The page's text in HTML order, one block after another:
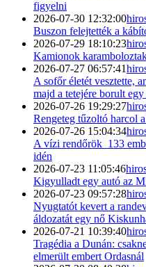
figyelni
2026-07-30 12:32:00
Buszon felejtették a
2026-07-29 18:10:23
Kamionok
2026-07-27 06:57:41
A sofőr életét vesztette,
majd a tetejére borult egy
2026-07-26 19:29:27
Rengeteg tűzoltó harcol
2026-07-26 15:04:34
A vízi rendőrök 133
idén
2026-07-23 11:05:46
Kigyulladt egy autó az
2026-07-23 09:57:28
Nyugtatót kevert a
áldozatát egy nő
2026-07-21 10:39:40
Tragédia a Dunán:
elmerült embert Ordasnál